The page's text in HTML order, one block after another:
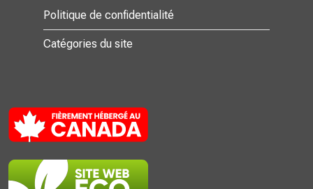
Politique de confidentialité
Catégories du site